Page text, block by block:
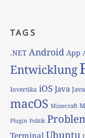
TAGS
.NET Android App
Entwicklung
Invertika iOS Java
macOS Minecraft
Plugin Politik
Terminal Ubuntu